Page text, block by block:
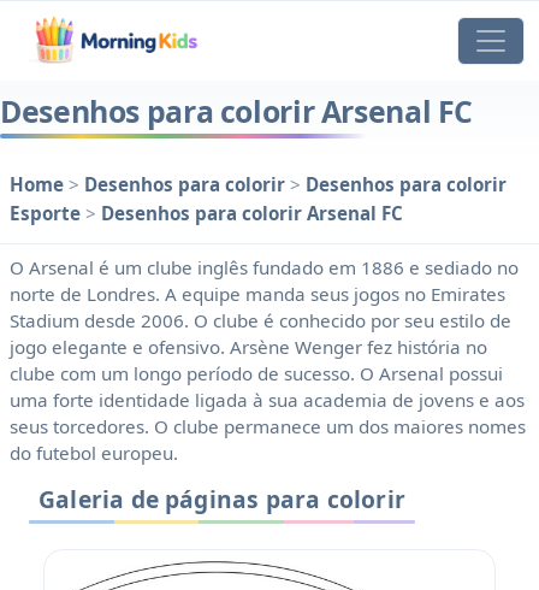
Desenhos para colorir Arsenal FC
Home > Desenhos para colorir > Desenhos para colorir
Esporte > Desenhos para colorir Arsenal FC
O Arsenal é um clube inglês fundado em 1886 e sediado no
norte de Londres. A equipe manda seus jogos no Emirates
Stadium desde 2006. O clube é conhecido por seu estilo de
jogo elegante e ofensivo. Arsène Wenger fez história no
clube com um longo período de sucesso. O Arsenal possui
uma forte identidade ligada à sua academia de jovens e aos
seus torcedores. O clube permanece um dos maiores nomes
do futebol europeu.
Galeria de páginas para colorir